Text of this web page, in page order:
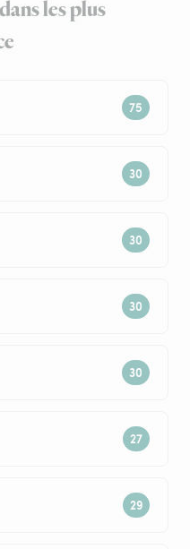
les plus